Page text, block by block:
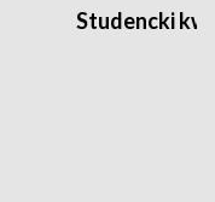
Studencki